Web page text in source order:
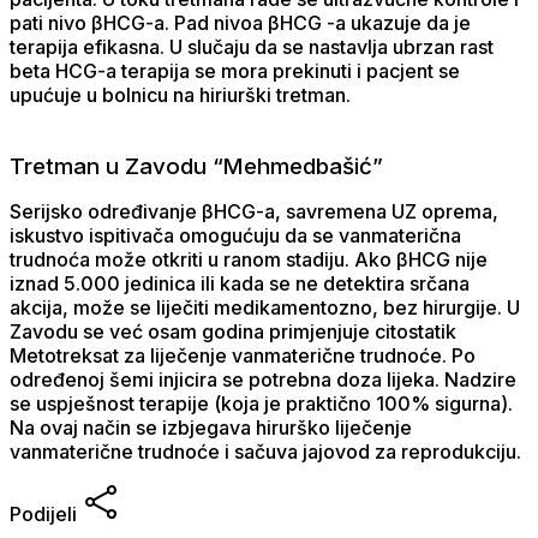
pati nivo βHCG-a. Pad nivoa βHCG -a ukazuje da je
terapija efikasna. U slučaju da se nastavlja ubrzan rast
beta HCG-a terapija se mora prekinuti i pacjent se
upućuje u bolnicu na hiriurški tretman.
Tretman u Zavodu “Mehmedbašić”
Serijsko određivanje βHCG-a, savremena UZ oprema,
iskustvo ispitivača omogućuju da se vanmaterična
trudnoća može otkriti u ranom stadiju. Ako βHCG nije
iznad 5.000 jedinica ili kada se ne detektira srčana
akcija, može se liječiti medikamentozno, bez hirurgije. U
Zavodu se već osam godina primjenjuje citostatik
Metotreksat za liječenje vanmaterične trudnoće. Po
određenoj šemi injicira se potrebna doza lijeka. Nadzire
se uspješnost terapije (koja je praktično 100% sigurna).
Na ovaj način se izbjegava hirurško liječenje
vanmaterične trudnoće i sačuva jajovod za reprodukciju.
Podijeli